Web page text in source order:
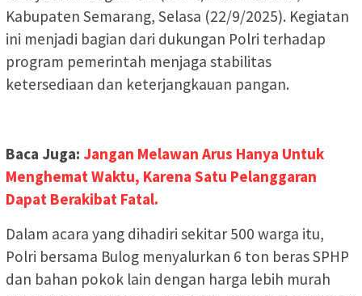
Kabupaten Semarang, Selasa (22/9/2025). Kegiatan
ini menjadi bagian dari dukungan Polri terhadap
program pemerintah menjaga stabilitas
ketersediaan dan keterjangkauan pangan.
Baca Juga: Jangan Melawan Arus Hanya Untuk
Menghemat Waktu, Karena Satu Pelanggaran
Dapat Berakibat Fatal.
Dalam acara yang dihadiri sekitar 500 warga itu,
Polri bersama Bulog menyalurkan 6 ton beras SPHP
dan bahan pokok lain dengan harga lebih murah